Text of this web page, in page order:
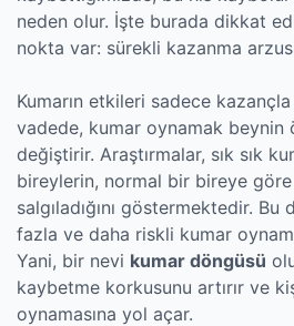
neden olur. İşte burada dikkat
nokta var: sürekli kazanma
Kumarın etkileri sadece kazançla
vadede, kumar oynamak beynin
değiştirir. Araştırmalar, sık sık
bireylerin, normal bir bireye
salgıladığını göstermektedir.
fazla ve daha riskli kumar
Yani, bir nevi kumar döngüsü
kaybetme korkusunu artırır ve
oynamasına yol açar.